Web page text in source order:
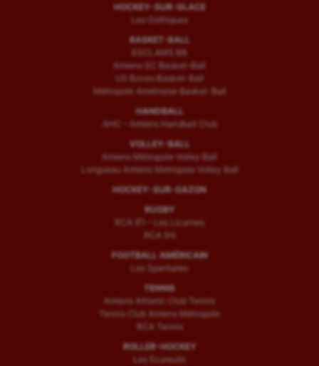
HOCKEY-SUR-GLACE
Les Gothiques
BASKET-BALL
ESCLAMS BB
Amiens SC Basket-Ball
US Boves Basket-Ball
Métropole Amiénoise Basket-Ball
HANDBALL
AHC – Amiens Handball Club
VOLLEY-BALL
Amiens Métropole Volley Ball
Longueau Amiens Metropole Volley Ball
HOCKEY-SUR-GAZON
RUGBY
RCA (F) – Les Licornes
RCA (H)
FOOTBALL AMÉRICAIN
Les Spartiates
TENNIS
Amiens Athletic Club Tennis
Tennis Club Amiens Métropole
RCA Tennis
ROLLER-HOCKEY
Les Ecureuils